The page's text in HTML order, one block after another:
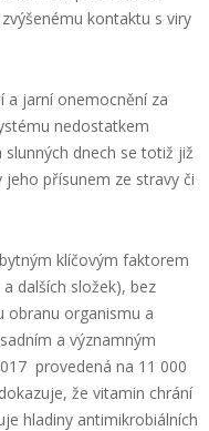
kontaktu s viry
a jarní onemocnění za
nedostatkem
dnech se totiž již
jeho přísunem ze stravy či
klíčovým faktorem
dalších složek), bez
obranu organismu a
a významným
provedená na 11 000
že vitamin chrání
hladiny antimikrobiálních